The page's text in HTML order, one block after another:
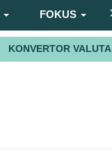
FOKUS
KONVERTOR VALUTA